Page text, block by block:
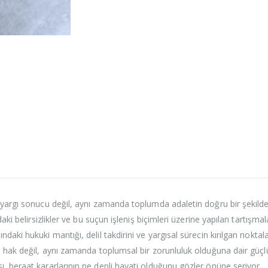
yargı sonucu değil, aynı zamanda toplumda adaletin doğru bir
belirsizlikler ve bu suçun işleniş biçimleri üzerine yapılan
hukuki mantığı, delil takdirini ve yargısal sürecin kırılgan
değil, aynı zamanda toplumsal bir zorunluluk olduğuna dair